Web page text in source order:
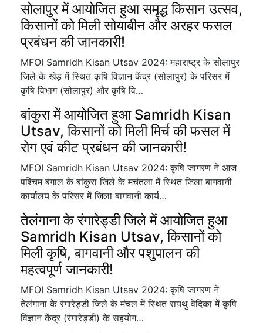
सोलापुर में आयोजित हुआ समृद्ध किसान उत्सव,
किसानों को मिली सोयाबीन और अरहर फसल
प्रबंधन की जानकारी!
MFOI Samridh Kisan Utsav 2024: महाराष्ट्र के सोलापुर
जिले के खेड़ में स्थित कृषि विज्ञान केंद्र (सोलापुर) के परिसर में
कृषि विभाग (सोलापुर) और कृषि वि…
बांकुरा में आयोजित हुआ Samridh Kisan
Utsav, किसानों को मिली मिर्च की फसल में
रोग एवं कीट प्रबंधन की जानकारी!
MFOI Samridh Kisan Utsav 2024: कृषि जागरण ने आज
पश्चिम बंगाल के बांकुरा जिले के मचंतला में स्थित जिला बागवानी
कार्यालय के परिसर में जिला बागवानी कार्य…
तेलंगाना के रंगारेड्डी जिले में आयोजित हुआ
Samridh Kisan Utsav, किसानों को
मिली कृषि, बागवानी और पशुपालन की
महत्वपूर्ण जानकारी!
MFOI Samridh Kisan Utsav 2024: कृषि जागरण ने
तेलंगाना के रंगारेड्डी जिले के मंचल में स्थित रायथु वेदिका में कृषि
विज्ञान केंद्र (रंगारेड्डी) के सहयोग…